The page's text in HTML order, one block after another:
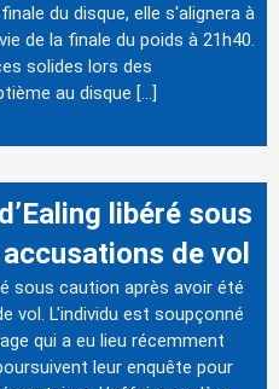
du disque, elle s'alignera à
de la finale du poids à 21h40.
solides lors des
au disque […]
libéré sous
de vol
sous caution après avoir été
vol. L'individu est soupçonné
qui a eu lieu récemment
leur enquête pour